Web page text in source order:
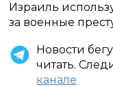
Израиль
за военные
Новости
читать.
канале